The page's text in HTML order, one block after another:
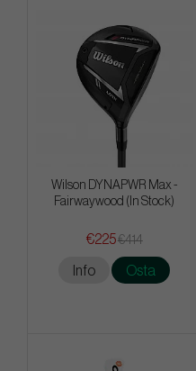
Wilson DYNAPWR Max -
Fairwaywood (In Stock)
€225€414
Info Osta